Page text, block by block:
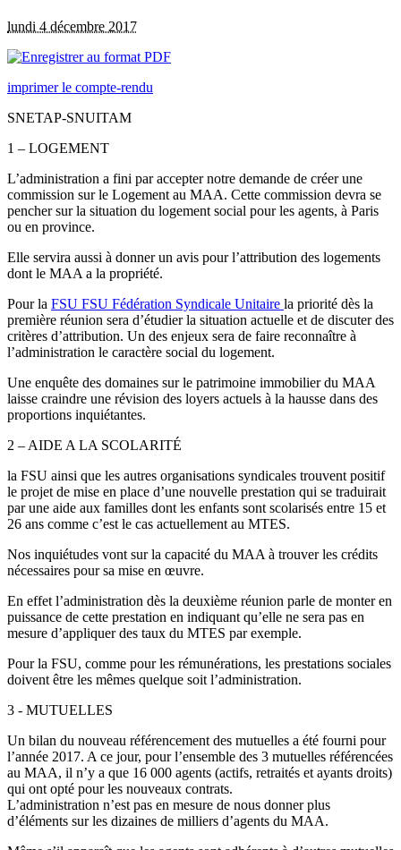
lundi 4 décembre 2017
imprimer le compte-rendu
SNETAP-SNUITAM
1 – LOGEMENT
L’administration a fini par accepter notre demande de créer une
commission sur le Logement au MAA. Cette commission devra se
pencher sur la situation du logement social pour les agents, à Paris
ou en province.
Elle servira aussi à donner un avis pour l’attribution des logements
dont le MAA a la propriété.
Pour la FSU FSU Fédération Syndicale Unitaire la priorité dès la
première réunion sera d’étudier la situation actuelle et de discuter des
critères d’attribution. Un des enjeux sera de faire reconnaître à
l’administration le caractère social du logement.
Une enquête des domaines sur le patrimoine immobilier du MAA
laisse craindre une révision des loyers actuels à la hausse dans des
proportions inquiétantes.
2 – AIDE A LA SCOLARITÉ
la FSU ainsi que les autres organisations syndicales trouvent positif
le projet de mise en place d’une nouvelle prestation qui se traduirait
par une aide aux familles dont les enfants sont scolarisés entre 15 et
26 ans comme c’est le cas actuellement au MTES.
Nos inquiétudes vont sur la capacité du MAA à trouver les crédits
nécessaires pour sa mise en œuvre.
En effet l’administration dès la deuxième réunion parle de monter en
puissance de cette prestation en indiquant qu’elle ne sera pas en
mesure d’appliquer des taux du MTES par exemple.
Pour la FSU, comme pour les rémunérations, les prestations sociales
doivent être les mêmes quelque soit l’administration.
3 - MUTUELLES
Un bilan du nouveau référencement des mutuelles a été fourni pour
l’année 2017. A ce jour, pour l’ensemble des 3 mutuelles référencées
au MAA, il n’y a que 16 000 agents (actifs, retraités et ayants droits)
qui ont opté pour les nouveaux contrats.
L’administration n’est pas en mesure de nous donner plus
d’éléments sur les dizaines de milliers d’agents du MAA.